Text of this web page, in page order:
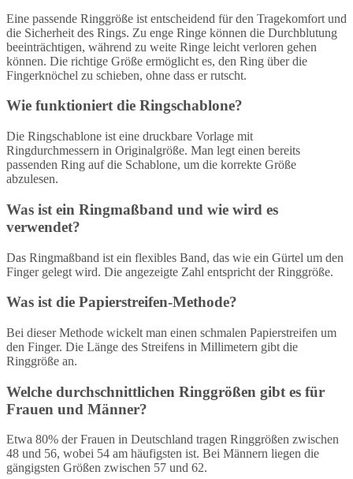
Eine passende Ringgröße ist entscheidend für den Tragekomfort und
die Sicherheit des Rings. Zu enge Ringe können die Durchblutung
beeinträchtigen, während zu weite Ringe leicht verloren gehen
können. Die richtige Größe ermöglicht es, den Ring über die
Fingerknöchel zu schieben, ohne dass er rutscht.
Wie funktioniert die Ringschablone?
Die Ringschablone ist eine druckbare Vorlage mit
Ringdurchmessern in Originalgröße. Man legt einen bereits
passenden Ring auf die Schablone, um die korrekte Größe
abzulesen.
Was ist ein Ringmaßband und wie wird es
verwendet?
Das Ringmaßband ist ein flexibles Band, das wie ein Gürtel um den
Finger gelegt wird. Die angezeigte Zahl entspricht der Ringgröße.
Was ist die Papierstreifen-Methode?
Bei dieser Methode wickelt man einen schmalen Papierstreifen um
den Finger. Die Länge des Streifens in Millimetern gibt die
Ringgröße an.
Welche durchschnittlichen Ringgrößen gibt es für
Frauen und Männer?
Etwa 80% der Frauen in Deutschland tragen Ringgrößen zwischen
48 und 56, wobei 54 am häufigsten ist. Bei Männern liegen die
gängigsten Größen zwischen 57 und 62.